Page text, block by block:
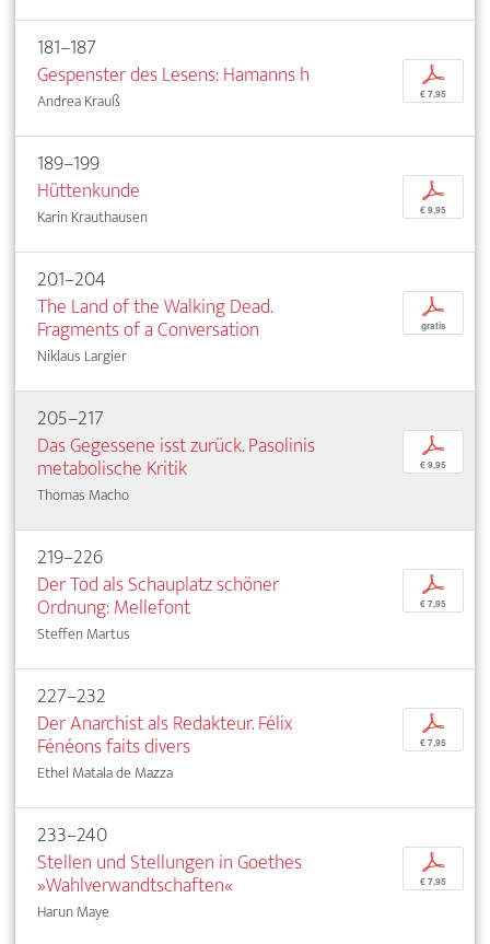
181–187
Gespenster des Lesens: Hamanns h
Andrea Krauß
p
€ 7,95
189–199
Hüttenkunde
Karin Krauthausen
p
€ 9,95
201–204
The Land of the Walking Dead.
Fragments of a Conversation
Niklaus Largier
p
gratis
205–217
Das Gegessene isst zurück. Pasolinis
metabolische Kritik
Thomas Macho
p
€ 9,95
219–226
Der Tod als Schauplatz schöner
Ordnung: Mellefont
Steffen Martus
p
€ 7,95
227–232
Der Anarchist als Redakteur. Félix
Fénéons faits divers
Ethel Matala de Mazza
p
€ 7,95
233–240
Stellen und Stellungen in Goethes
»Wahlverwandtschaften«
Harun Maye
p
€ 7,95